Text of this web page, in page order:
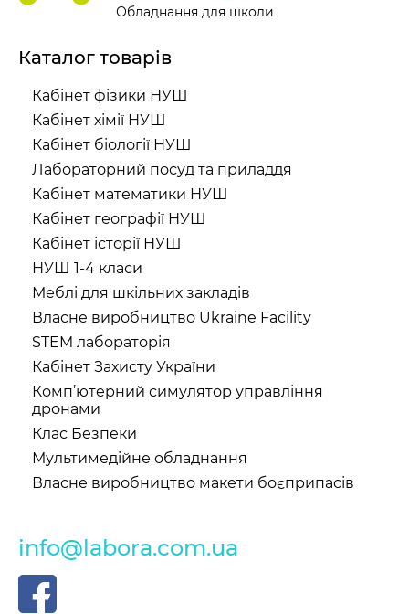
Обладнання для школи
Каталог товарів
Кабінет фізики НУШ
Кабінет хімії НУШ
Кабінет біології НУШ
Лабораторний посуд та приладдя
Кабінет математики НУШ
Кабінет географії НУШ
Кабінет історії НУШ
НУШ 1-4 класи
Меблі для шкільних закладів
Власне виробництво Ukraine Facility
STEM лабораторія
Кабінет Захисту України
Комп’ютерний симулятор управління
дронами
Клас Безпеки
Мультимедійне обладнання
Власне виробництво макети боєприпасів
info@labora.com.ua